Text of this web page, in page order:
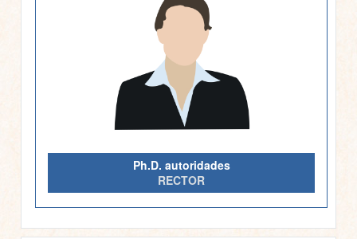
Ph.D. autoridades
RECTOR